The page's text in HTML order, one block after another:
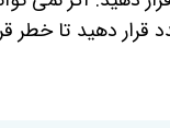
دهید تا خطر